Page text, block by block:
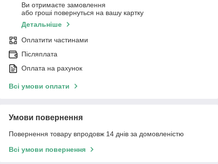
Ви отримаєте замовлення
або гроші повернуться на вашу картку
Детальніше
Оплатити частинами
Післяплата
Оплата на рахунок
Всі умови оплати
Умови повернення
Повернення товару впродовж 14 днів за домовленістю
Всі умови повернення